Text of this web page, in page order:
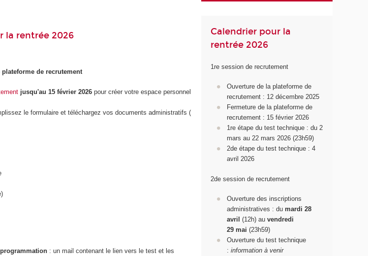
la rentrée 2026
de recrutement
jusqu'au 15 février 2026 pour créer votre espace personnel
le formulaire et téléchargez vos documents administratifs (
: un mail contenant le lien vers le test et les
Calendrier pour la
rentrée 2026
1re session de recrutement
Ouverture de la plateforme de
recrutement : 12 décembre 2025
Fermeture de la plateforme de
recrutement : 15 février 2026
1reétape du test technique : du 2
mars au 22 mars 2026 (23h59)
2deétape du test technique : 4
avril 2026
2de session de recrutement
Ouverture des inscriptions
administratives : du mardi 28
avril (12h) au vendredi
29 mai (23h59)
Ouverture du test technique
: information à venir